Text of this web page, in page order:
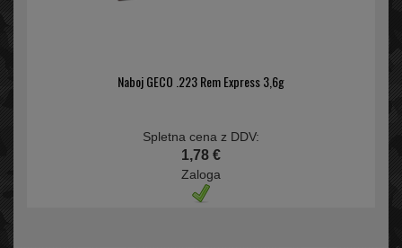
Naboj GECO .223 Rem Express 3,6g
Spletna cena z DDV:
1,78 €
Zaloga